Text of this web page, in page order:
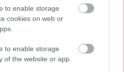
to enable storage
cookies on web or
to enable storage
of the website or app.
A két átalakított
Wegberg-
állt, és
a most tesztjárműként
az RWTH tulajdonában